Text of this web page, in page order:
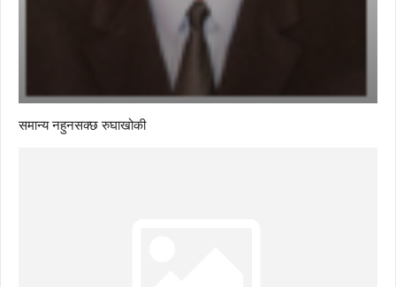
समान्य नहुनसक्छ रुघाखोकी